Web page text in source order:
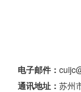
电子邮件：
通讯地址： 苏州